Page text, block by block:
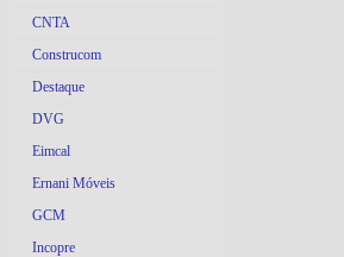
CNTA
Construcom
Destaque
DVG
Eimcal
Ernani Móveis
GCM
Incopre